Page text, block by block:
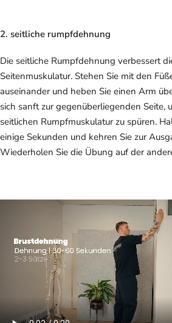
2. seitliche rumpfdehnung
Die seitliche Rumpfdehnung verbessert
Seitenmuskulatur. Stehen Sie mit den
auseinander und heben Sie einen Arm
sich sanft zur gegenüberliegenden Seite,
seitlichen Rumpfmuskulatur zu spüren.
einige Sekunden und kehren Sie zur
Wiederholen Sie die Übung auf der